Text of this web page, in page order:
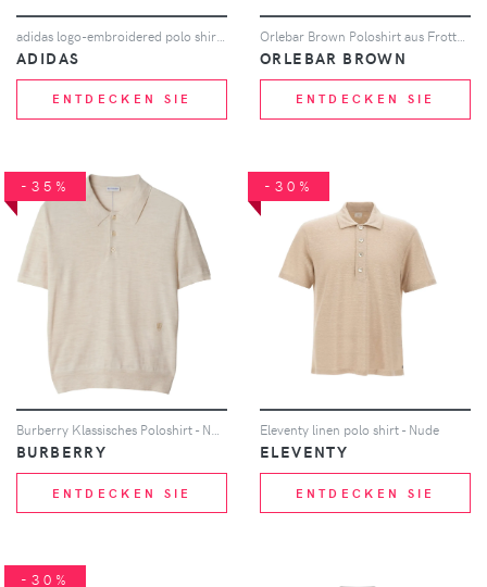
ADIDAS
ENTDECKEN SIE
ORLEBAR BROWN
ENTDECKEN SIE
-35%
BURBERRY
ENTDECKEN SIE
-30%
Eleventy linen polo shirt - Nude
ELEVENTY
ENTDECKEN SIE
-30%